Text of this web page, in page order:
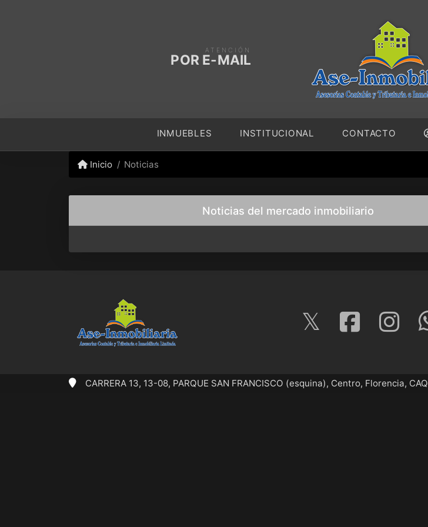
ATENCIÓN
POR E-MAIL
INMUEBLES INSTITUCIONAL CONTACTO
Inicio Noticias
Noticias del mercado inmobiliario
CARRERA 13, 13-08, PARQUE SAN FRANCISCO (esquina), Centro, Florencia, CAQ